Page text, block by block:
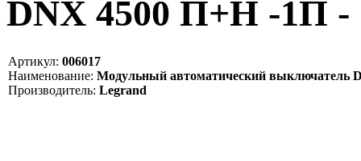
DNX 4500 П+Н -1П -
Артикул: 006017
Наименование: Модульный автоматический выключатель
Производитель: Legrand